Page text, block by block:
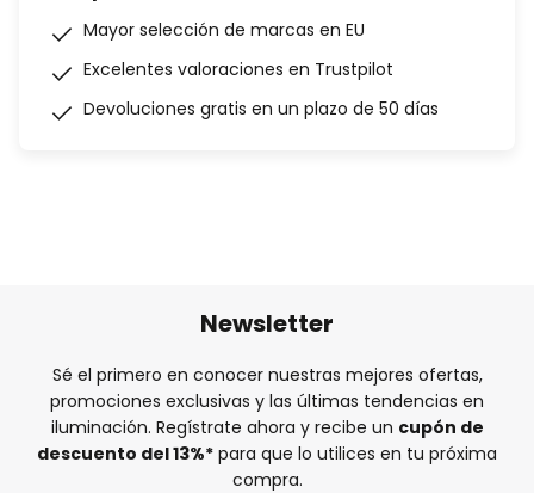
Mayor selección de marcas en EU
Excelentes valoraciones en Trustpilot
Devoluciones gratis en un plazo de 50 días
Newsletter
Sé el primero en conocer nuestras mejores ofertas,
promociones exclusivas y las últimas tendencias en
iluminación. Regístrate ahora y recibe un cupón de
descuento del13%* para que lo utilices en tu próxima
compra.